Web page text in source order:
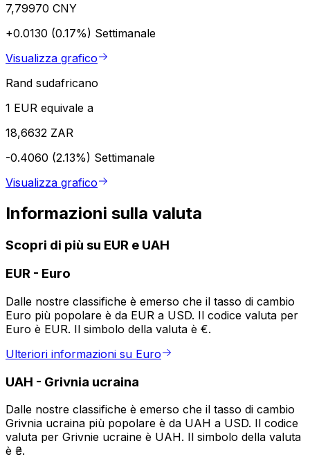
7,79970 CNY
+0.0130 (0.17%) Settimanale
Visualizza grafico
Rand sudafricano
1 EUR equivale a
18,6632 ZAR
-0.4060 (2.13%) Settimanale
Visualizza grafico
Informazioni sulla valuta
Scopri di più su EUR e UAH
EUR - Euro
Dalle nostre classifiche è emerso che il tasso di cambio
Euro più popolare è da EUR a USD. Il codice valuta per
Euro è EUR. Il simbolo della valuta è €.
Ulteriori informazioni su Euro
UAH - Grivnia ucraina
Dalle nostre classifiche è emerso che il tasso di cambio
Grivnia ucraina più popolare è da UAH a USD. Il codice
valuta per Grivnie ucraine è UAH. Il simbolo della valuta
è ₴.